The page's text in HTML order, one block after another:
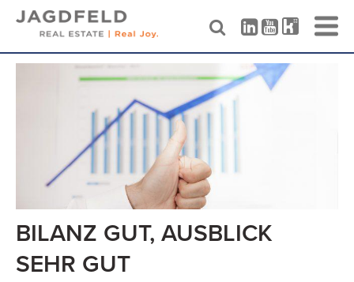
Skip
BILANZ GUT, AUSBLICK
SEHR GUT